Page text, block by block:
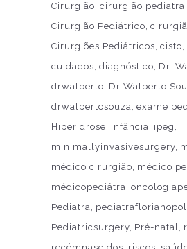
Cirurgião cirurgião pediatra
Cirurgião Pediátrico
Cirurgiões Pediátricos cisto
cuidados diagnóstico Dr.
drwalberto Dr Walberto
drwalbertosouza exame
Hiperidrose infância ipeg
minimallyinvasivesurgery
médico cirurgião médico
médicopediátra
Pediatra
Pediatricsurgery Pré-natal